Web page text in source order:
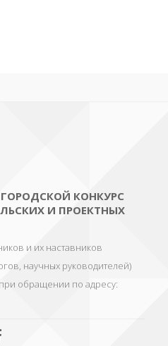
КОНКУРС
И ПРОЕКТНЫХ
и их наставников
научных руководителей)
обращении по адресу: